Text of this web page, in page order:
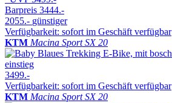
Barpreis 3444.-
2055.- günstiger
Verfügbarkeit: sofort im Geschäft verfügbar
KTM Macina Sport SX 20
3499.-
Verfügbarkeit: sofort im Geschäft verfügbar
KTM Macina Sport SX 20